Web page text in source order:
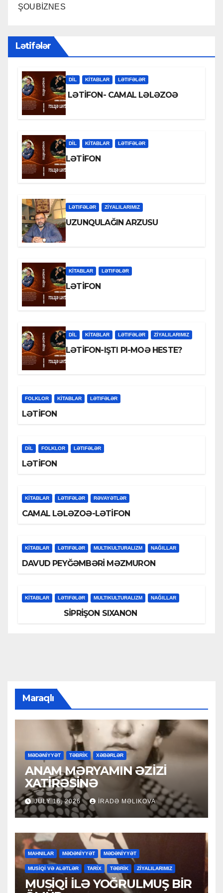
ŞOUBİZNES
Lətifələr
DİL KİTABLAR LƏTIFƏLƏR
LƏTİFON- CAMAL LƏLƏZOƏ
DİL KİTABLAR LƏTIFƏLƏR
LƏTİFON
LƏTIFƏLƏR ZİYALILARIMIZ
UZUNQULAĞIN ARZUSU
KİTABLAR LƏTIFƏLƏR
LƏTİFON
DİL KİTABLAR LƏTIFƏLƏR ZİYALILARIMIZ
LƏTİFON-IŞTI PI-MOƏ HESTE?
FOLKLOR KİTABLAR LƏTIFƏLƏR
LƏTİFON
DİL FOLKLOR LƏTIFƏLƏR
LƏTİFON
KİTABLAR LƏTIFƏLƏR RƏVAYƏTLƏR
CAMAL LƏLƏZOƏ-LƏTİFON
KİTABLAR LƏTIFƏLƏR MULTIKULTURALIZM NAĞILLAR
DAVUD PEYĞƏMBƏRİ MƏZMURON
KİTABLAR LƏTIFƏLƏR MULTIKULTURALIZM NAĞILLAR
SİPRİŞON SIXANON
Maraqlı
MƏDƏNİYYƏT TƏBRİK XƏBƏRLƏR
ANAM MƏRYAMIN ƏZİZİ
XATİRƏSİNƏ
JULY 16, 2026 İRADƏ MƏLIKOVA
MAHNILAR MƏDƏNİYYƏT MƏDƏNİYYƏT
MUSİQİ VƏ ALƏTLƏR TARİX TƏBRİK ZİYALILARIMIZ
MUSİQİ İLƏ YOĞRULMUŞ BİR